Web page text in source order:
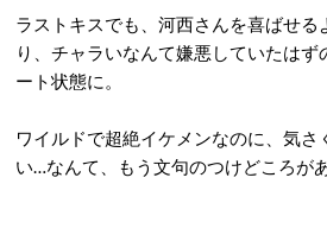
ラストキスでも、河西さんを喜ばせる
り、チャラいなんて嫌悪していたは
ート状態に。
ワイルドで超絶イケメンなのに、気さ
い…なんて、もう文句のつけどころが